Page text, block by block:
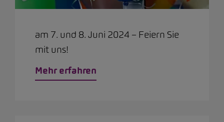
am 7. und 8. Juni 2024 – Feiern Sie
mit uns!
Mehr erfahren